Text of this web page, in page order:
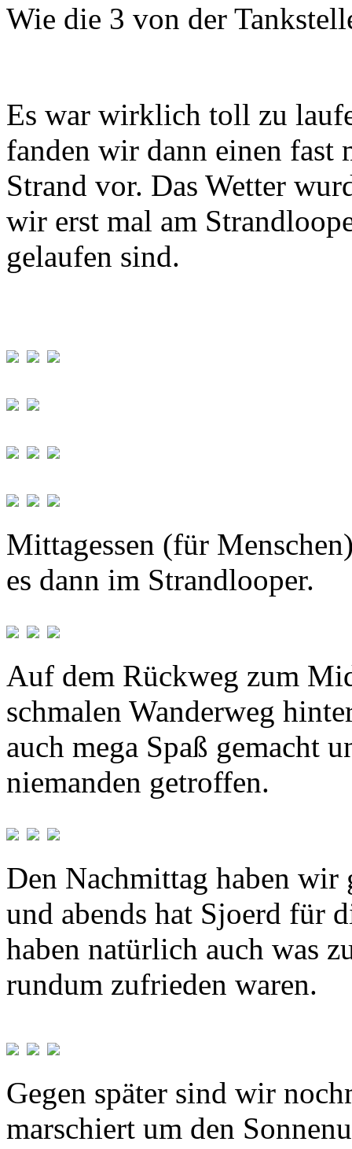
Wie die 3 von der
Es war wirklich toll zu
fanden wir dann einen fast
Strand vor. Das Wetter
wir erst mal am
gelaufen sind.
Mittagessen (für
es dann im Strandlooper.
Auf dem Rückweg zum
schmalen Wanderweg
auch mega Spaß gemacht
niemanden getroffen.
Den Nachmittag haben
und abends hat Sjoerd für
haben natürlich auch was
rundum zufrieden waren.
Gegen später sind wir
marschiert um den